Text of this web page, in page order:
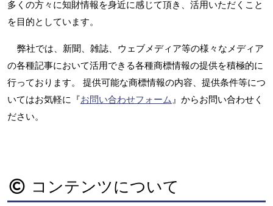
多くの方々に知財情報を身近に感じて頂き、活用いただくこと
を目的としています。
弊社では、新聞、雑誌、ウェブメディア等の様々なメディア
の各種記事において活用できる各種商標情報の提供を積極的に
行っております。 提供可能な商標情報の内容、提供条件等につ
いてはお気軽に『お問い合わせフォーム 』からお問い合わせく
ださい。
コンテンツについて